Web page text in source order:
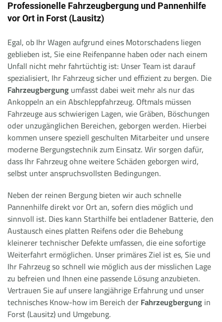
Professionelle Fahrzeugbergung und Pannenhilfe
vor Ort in Forst (Lausitz)
Egal, ob Ihr Wagen aufgrund eines Motorschadens liegen
geblieben ist, Sie eine Reifenpanne haben oder nach einem
Unfall nicht mehr fahrtüchtig ist: Unser Team ist darauf
spezialisiert, Ihr Fahrzeug sicher und effizient zu bergen. Die
Fahrzeugbergungumfasst dabei weit mehr als nur das
Ankoppeln an ein Abschleppfahrzeug. Oftmals müssen
Fahrzeuge aus schwierigen Lagen, wie Gräben, Böschungen
oder unzugänglichen Bereichen, geborgen werden. Hierbei
kommen unsere speziell geschulten Mitarbeiter und unsere
moderne Bergungstechnik zum Einsatz. Wir sorgen dafür,
dass Ihr Fahrzeug ohne weitere Schäden geborgen wird,
selbst unter anspruchsvollsten Bedingungen.
Neben der reinen Bergung bieten wir auch schnelle
Pannenhilfe direkt vor Ort an, sofern dies möglich und
sinnvoll ist. Dies kann Starthilfe bei entladener Batterie, den
Austausch eines platten Reifens oder die Behebung
kleinerer technischer Defekte umfassen, die eine sofortige
Weiterfahrt ermöglichen. Unser primäres Ziel ist es, Sie und
Ihr Fahrzeug so schnell wie möglich aus der misslichen Lage
zu befreien und Ihnen eine passende Lösung anzubieten.
Vertrauen Sie auf unsere langjährige Erfahrung und unser
technisches Know-how im Bereich derFahrzeugbergungin
Forst (Lausitz) und Umgebung.